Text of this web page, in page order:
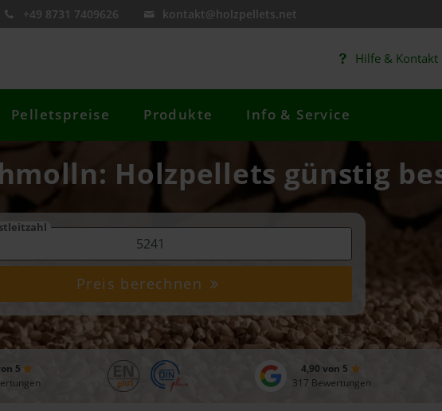
+49 8731 7409626 kontakt@holzpellets.net
Hilfe & Kontakt
Pelletspreise Produkte Info & Service
Holzpellets günstig
Preis berechnen
5
4,90 von 5
317 Bewertungen